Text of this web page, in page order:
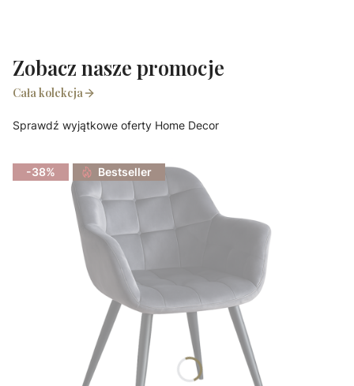
Zobacz nasze promocje
Cała kolekcja
Sprawdź wyjątkowe oferty Home Decor
-38% Bestseller